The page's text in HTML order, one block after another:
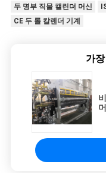
두 명부 직물 캘린더 머신
CE 두 롤 칼렌더 기계
가